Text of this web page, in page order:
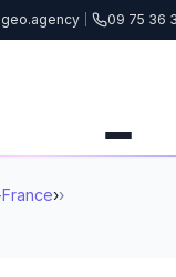
09 75 36
›